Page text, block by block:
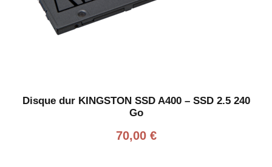
Disque dur KINGSTON SSD A400 – SSD 2.5 240
Go
70,00 €